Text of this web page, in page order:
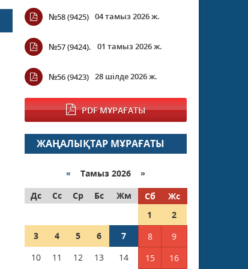
№58 (9425) 04 тамыз 2026 ж.
№57 (9424). 01 тамыз 2026 ж.
№56 (9423) 28 шілде 2026 ж.
PDF МҰРАҒАТЫ
ЖАҢАЛЫҚТАР МҰРАҒАТЫ
« Тамыз 2026 »
Дс
Сс Ср Бс Жм Сб
Жс
1
2
3
4 5 6 7 8
9
10
11 12 13 14 15 16